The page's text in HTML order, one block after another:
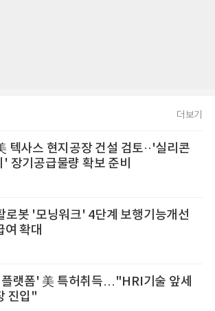
더보기
텍사스 현지공장 건설 검토··'실리콘
장기공급물량 확보 준비
로봇 '모닝워크' 4단계 보행기능개선
여 확대
랫폼' 美 특허취득…"HRI기술 앞세
진입"